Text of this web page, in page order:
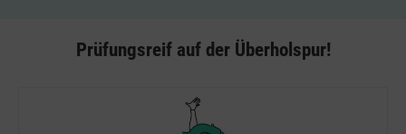
Prüfungsreif auf der Überholspur!